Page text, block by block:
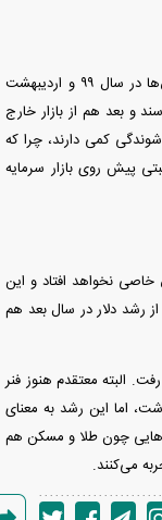
به باور رحمان رحیمی در حال حاضر بسیاری از مردم در بازار سرمایه هوشمندانه عمل می‌کنند. وقتی هم که آن اتفاق‌ها در سال ۹۹ و اردیبهشت
و بعد هم از بازار خارج
کمی دارند، چرا که
پیش روی بازار سرمایه
کاری بازار سرمایه اتفاق خاصی نخواهد افتاد و این
از رشد دلار در سال بعد هم
البته معتقدم هنوز فنر
هم رشد خواهد داشت، اما این رشد به معنای
چون طلا و مسکن هم
می‌کنند.